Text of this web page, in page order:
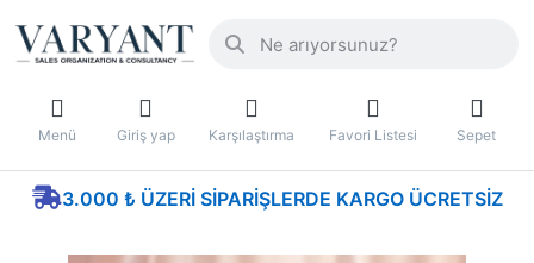
Menü Giriş yap Karşılaştırma Favori Listesi Sepet
3.000 ₺ ÜZERI SIPARIŞLERDE KARGO ÜCRETSIZ